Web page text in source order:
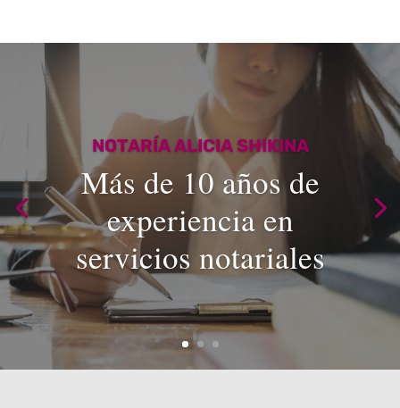
NOTARÍA ALICIA SHIKINA
Más de 10 años de
experiencia en
servicios notariales